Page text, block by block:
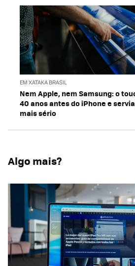
EM XATAKA BRASIL
Nem Apple, nem Samsung: o
40 anos antes do iPhone e
mais sério
Algo mais?